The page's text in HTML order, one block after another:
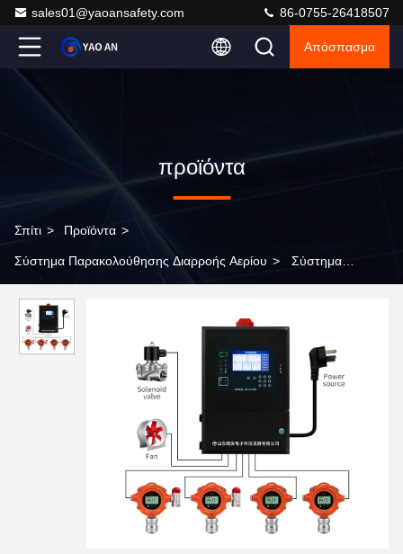
sales01@yaoansafety.com 86-0755-26418507
Απόσπασμα
προϊόντα
Σπίτι > Προϊόντα >
Σύστημα Παρακολούθησης Διαρροής Αερίου > Σύστημα